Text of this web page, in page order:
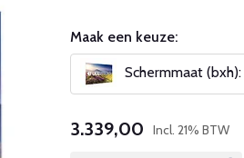
Maak een keuze:
Schermmaat
3.339,00 Incl. 21% BTW